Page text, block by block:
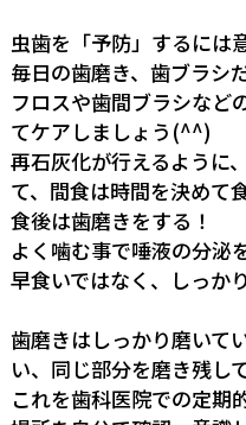
虫歯を「予防」するには
毎日の歯磨き、歯ブラシ
フロスや歯間ブラシなど
てケアしましょう(^^)
再石灰化が行えるように
て、間食は時間を決めて
食後は歯磨きをする！
よく噛む事で唾液の分
早食いではなく、しっか
歯磨きはしっかり磨いて
い、同じ部分を磨き残し
これを歯科医院での定期